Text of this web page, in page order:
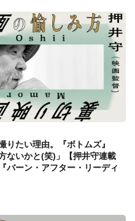
りたい理由。『ボトムズ』
ないかと(笑)」【押井守連載
バーン・アフター・リーディ